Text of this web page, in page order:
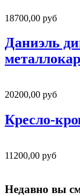
18700,00 руб
Даниэль
20200,00 руб
Кресло-
11200,00 руб
Недавно вы